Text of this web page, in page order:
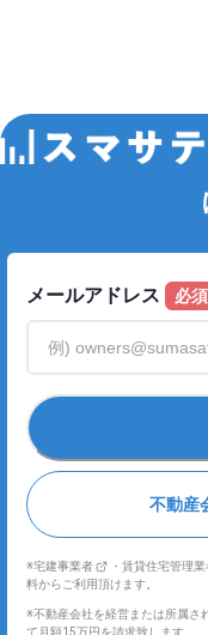
メールアドレス 必須
不動産
※宅建事業者 ・賃貸住宅管理業
料からご利用頂けます。
※不動産会社を経営または所属さ
て月額15万円を請求致します。